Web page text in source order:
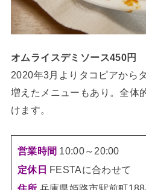
オムライスデミソース450円
2020年3月よりタコピアから
増えたメニューもあり。全体
けます。
営業時間 10:00～20:00
定休日 FESTAに合わせて